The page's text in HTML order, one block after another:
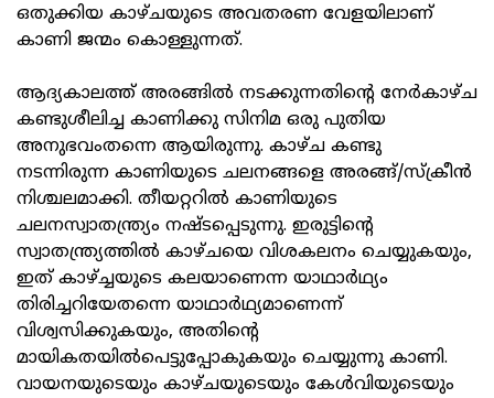
ഒതുക്കിയ കാഴ്ചയുടെ അവതരണ വേളയിലാണ്
കാണി ജന്മം കൊള്ളുന്നത്.
ആദ്യകാലത്ത് അരങ്ങിൽ നടക്കുന്നതിന്റെ നേർകാഴ്ച
കണ്ടുശീലിച്ച കാണിക്കു സിനിമ ഒരു പുതിയ
അനുഭവംതന്നെ ആയിരുന്നു. കാഴ്ച കണ്ടു
നടന്നിരുന്ന കാണിയുടെ ചലനങ്ങളെ അരങ്ങ്/സ്‌ക്രീൻ
നിശ്ചലമാക്കി. തീയറ്ററിൽ കാണിയുടെ
ചലനസ്വാതന്ത്ര്യം നഷ്ടപ്പെടുന്നു. ഇരുട്ടിന്റെ
സ്വാതന്ത്ര്യത്തിൽ കാഴ്ചയെ വിശകലനം ചെയ്യുകയും,
ഇത് കാഴ്ച്ചയുടെ കലയാണെന്ന യാഥാർഥ്യം
തിരിച്ചറിയേതന്നെ യാഥാർഥ്യമാണെന്ന്
വിശ്വസിക്കുകയും, അതിന്റെ
മായികതയിൽപെട്ടുപ്പോകുകയും ചെയ്യുന്നു കാണി.
വായനയുടെയും കാഴ്ചയുടെയും കേൾവിയുടെയും